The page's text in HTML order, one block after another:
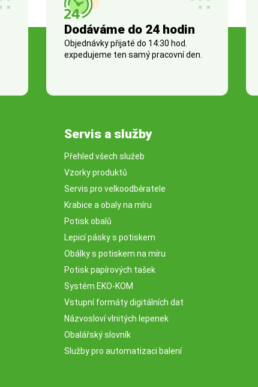
Dodáváme do 24 hodin
Objednávky přijaté do 14:30 hod.
expedujeme ten samý pracovní den.
Servis a služby
Přehled všech služeb
Vzorky produktů
Servis pro velkoodběratele
Krabice a obaly na míru
Potisk obalů
Lepicí pásky s potiskem
Obálky s potiskem na míru
Potisk papírových tašek
Systém EKO-KOM
Vstupní formáty digitálních dat
Názvosloví vlnitých lepenek
Obalářský slovník
Služby pro automatizaci balení